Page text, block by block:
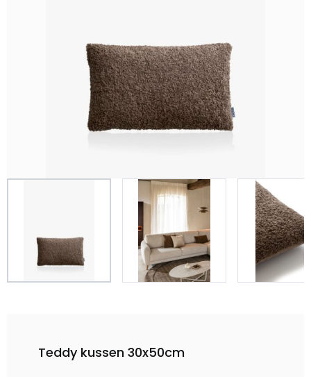
Teddy kussen 30x50cm